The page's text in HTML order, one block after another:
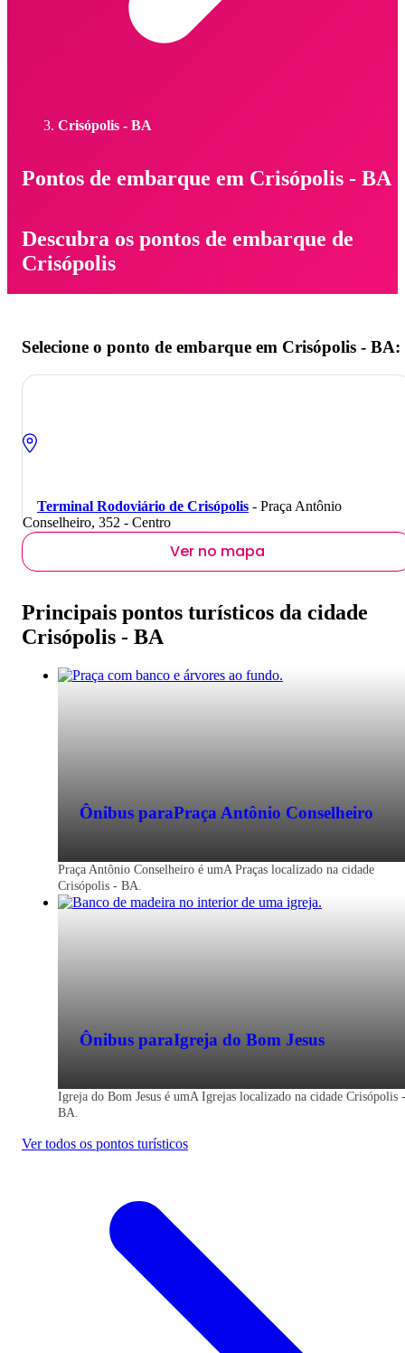
Crisópolis - BA
Pontos de embarque em Crisópolis - BA
Descubra os pontos de embarque de
Crisópolis
Selecione o ponto de embarque em Crisópolis - BA:
Terminal Rodoviário de Crisópolis - Praça Antônio
Conselheiro, 352 - Centro
Ver no mapa
Principais pontos turísticos da cidade
Crisópolis - BA
Ônibus paraPraça Antônio Conselheiro
Praça Antônio Conselheiro é umA Praças localizado na cidade
Crisópolis - BA.
Ônibus paraIgreja do Bom Jesus
Igreja do Bom Jesus é umA Igrejas localizado na cidade Crisópolis -
BA.
Ver todos os pontos turísticos